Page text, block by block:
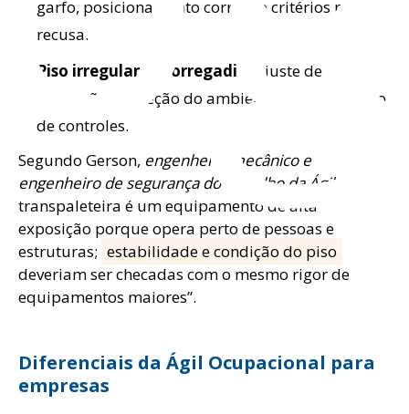
garfo, posicionamento correto e critérios para
recusa.
Piso irregular/escorregadio:
ajuste de
condução, inspeção do ambiente e acionamento
de controles.
Segundo Gerson, engenheiro mecânico e
engenheiro de segurança do trabalho da Ágil, “a
transpaleteira é um equipamento de alta
exposição porque opera perto de pessoas e
estruturas; estabilidade e condição do piso
deveriam ser checadas com o mesmo rigor de
equipamentos maiores”.
Diferenciais da Ágil Ocupacional para
empresas